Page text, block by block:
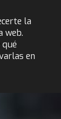
la
web.
en